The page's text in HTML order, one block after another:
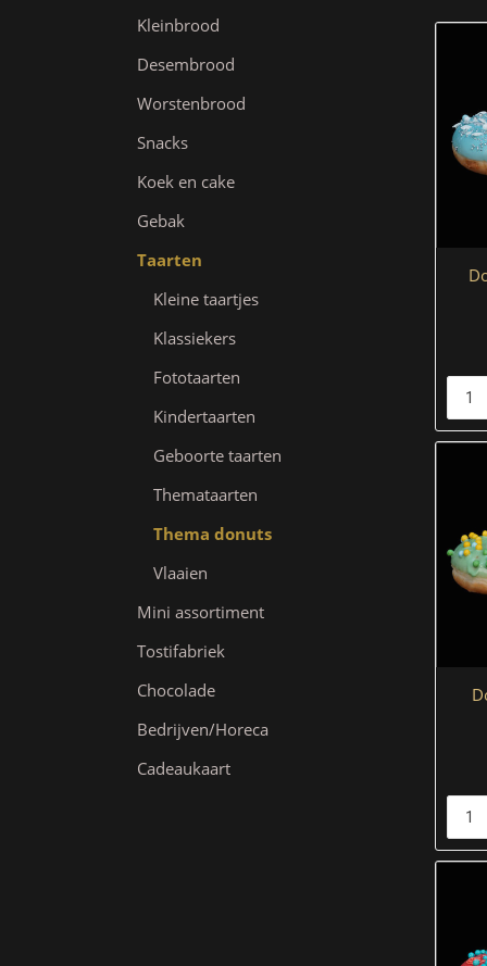
Kleinbrood
Desembrood
Worstenbrood
Snacks
Koek en cake
Gebak
Taarten
Kleine taartjes
Klassiekers
Fototaarten
Kindertaarten
Geboorte taarten
Themataarten
Thema donuts
Vlaaien
Mini assortiment
Tostifabriek
Chocolade
Bedrijven/Horeca
Cadeaukaart